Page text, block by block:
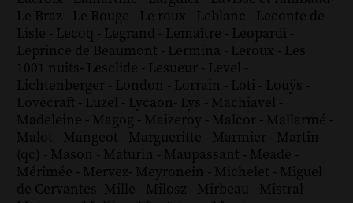
Le Braz - Le Rouge - Le roux - Leblanc - Leconte de
Lisle - Lecoq - Legrand - Lemaître - Leopardi -
Leprince de Beaumont - Lermina - Leroux - Les
1001 nuits- Lesclide - Lesueur - Level -
Lichtenberger - London - Lorrain - Loti - Louÿs -
Lovecraft - Luzel - Lycaon- Lys - Machiavel -
Madeleine - Magog - Maizeroy - Malcor - Mallarmé -
Malot - Mangeot - Margueritte - Marmier - Martin
(qc) - Mason - Maturin - Maupassant - Meade -
Mérimée - Mervez- Meyronein - Michelet - Miguel
de Cervantes- Mille - Milosz - Mirbeau - Mistral -